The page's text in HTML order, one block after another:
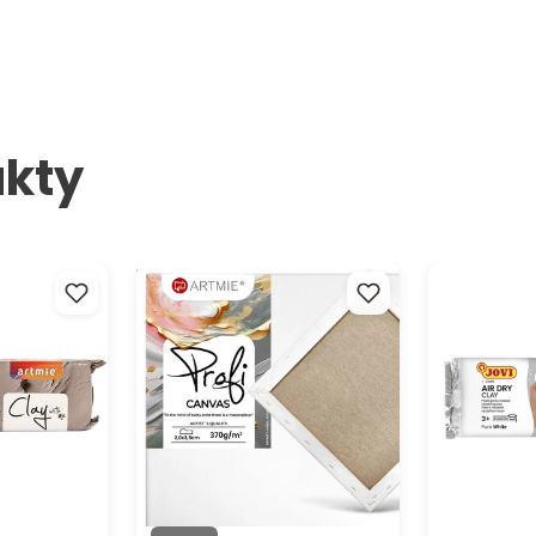
with me
Maliarske plátno na ráme PROFI
ARTMIE